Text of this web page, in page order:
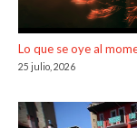
Lo que se oye al
25 julio, 2026